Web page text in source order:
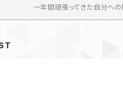
一年間頑張ってきた自分への